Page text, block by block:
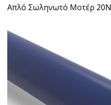
Απλό Σωληνωτό Μοτέρ 20Ν